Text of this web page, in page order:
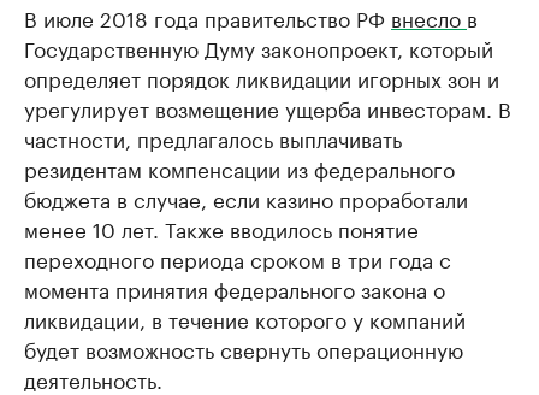
В июле 2018 года правительство РФ внесло в
Государственную Думу законопроект, который
определяет порядок ликвидации игорных зон и
урегулирует возмещение ущерба инвесторам. В
частности, предлагалось выплачивать
резидентам компенсации из федерального
бюджета в случае, если казино проработали
менее 10 лет. Также вводилось понятие
переходного периода сроком в три года с
момента принятия федерального закона о
ликвидации, в течение которого у компаний
будет возможность свернуть операционную
деятельность.